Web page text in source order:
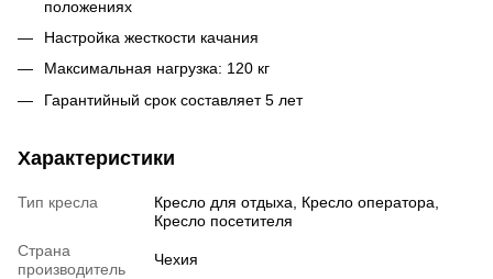
положениях
Настройка жесткости качания
Максимальная нагрузка: 120 кг
Гарантийный срок составляет 5 лет
Характеристики
Тип кресла
Кресло для отдыха, Кресло оператора,
Кресло посетителя
Страна
производитель
Чехия